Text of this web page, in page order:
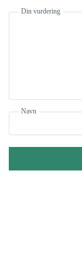
Din vurdering
Navn